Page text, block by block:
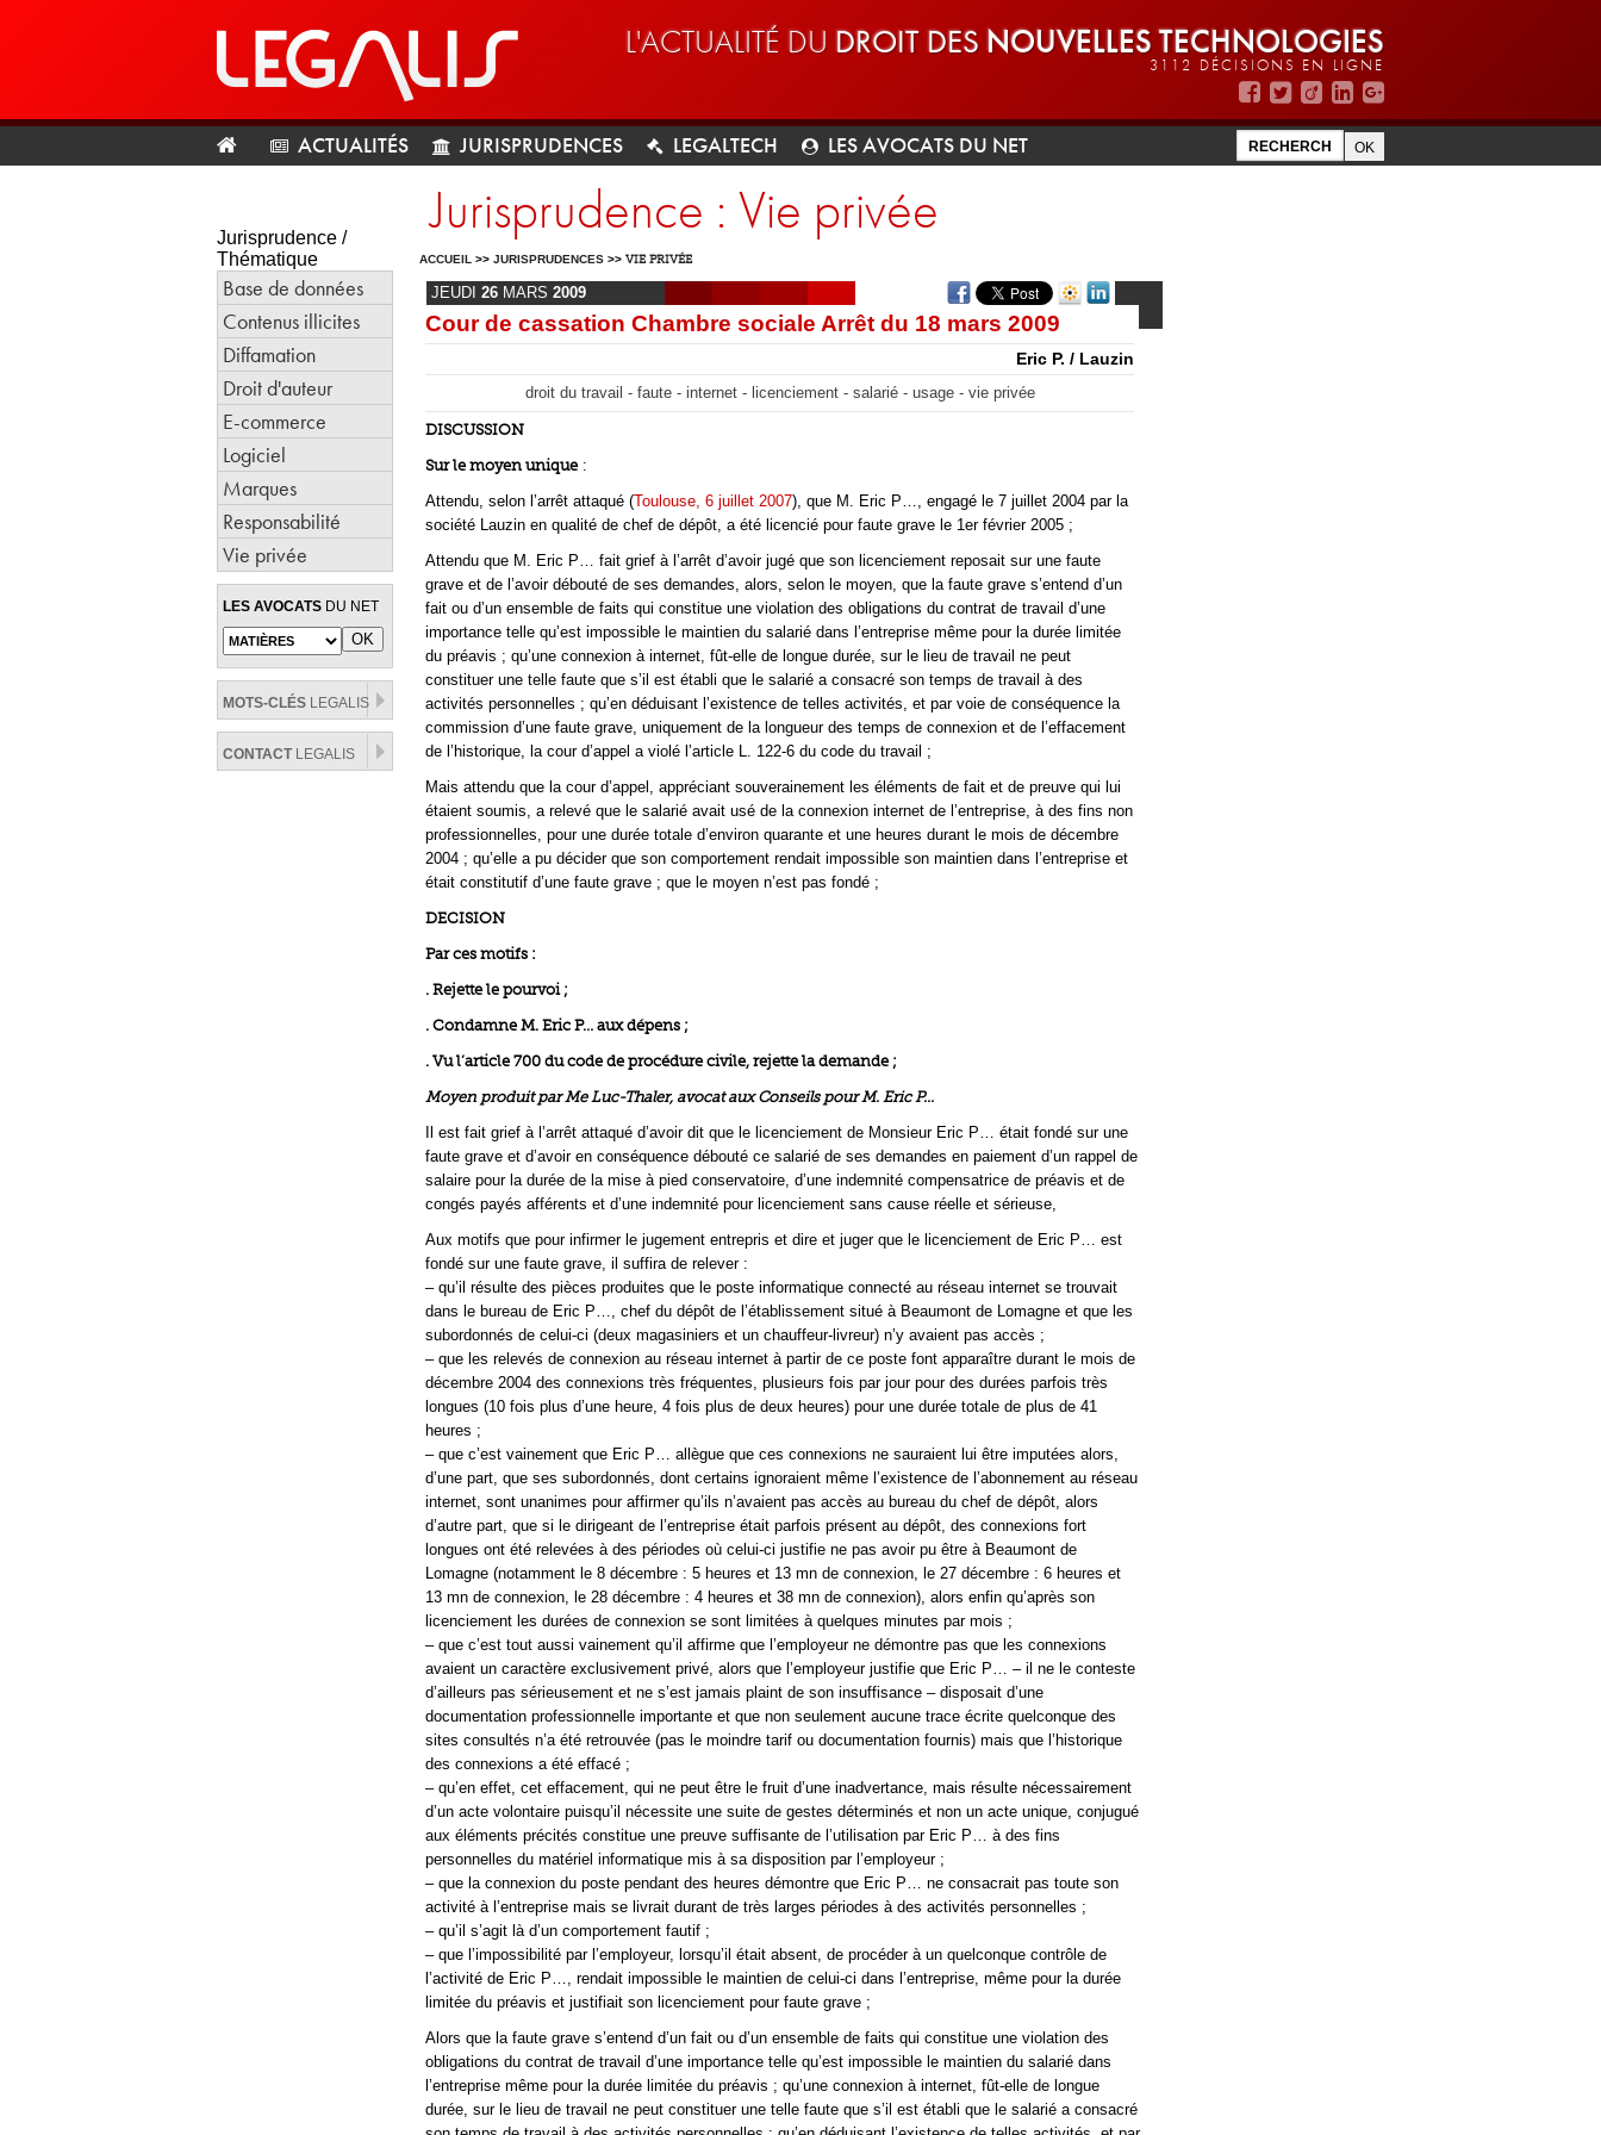
L'ACTUALITÉ DU DROIT DES NOUVELLES TECHNOLOGIES
3112 DÉCISIONS EN LIGNE
ACTUALITÉS JURISPRUDENCES LEGALTECH LES AVOCATS DU NET
Jurisprudence /
Thématique
Base de données
Contenus illicites
Diffamation
Droit d'auteur
E-commerce
Logiciel
Marques
Responsabilité
Vie privée
LES AVOCATS DU NET
MOTS-CLÉS LEGALIS
CONTACTLEGALIS
Jurisprudence : Vie privée
ACCUEIL >> JURISPRUDENCES >> VIE PRIVÉE
JEUDI 26 MARS 2009
Cour de cassation Chambre sociale Arrêt du 18 mars 2009
Eric P. / Lauzin
droit du travail - faute - internet - licenciement - salarié - usage - vie privée
DISCUSSION
Sur le moyen unique :
Attendu, selon l’arrêt attaqué (Toulouse, 6 juillet 2007), que M. Eric P…, engagé le 7 juillet 2004 par la
société Lauzin en qualité de chef de dépôt, a été licencié pour faute grave le 1er février 2005 ;
Attendu que M. Eric P… fait grief à l’arrêt d’avoir jugé que son licenciement reposait sur une faute
grave et de l’avoir débouté de ses demandes, alors, selon le moyen, que la faute grave s’entend d’un
fait ou d’un ensemble de faits qui constitue une violation des obligations du contrat de travail d’une
importance telle qu’est impossible le maintien du salarié dans l’entreprise même pour la durée limitée
du préavis ; qu’une connexion à internet, fût-elle de longue durée, sur le lieu de travail ne peut
constituer une telle faute que s’il est établi que le salarié a consacré son temps de travail à des
activités personnelles ; qu’en déduisant l’existence de telles activités, et par voie de conséquence la
commission d’une faute grave, uniquement de la longueur des temps de connexion et de l’effacement
de l’historique, la cour d’appel a violé l’article L. 122-6 du code du travail ;
Mais attendu que la cour d’appel, appréciant souverainement les éléments de fait et de preuve qui lui
étaient soumis, a relevé que le salarié avait usé de la connexion internet de l’entreprise, à des fins non
professionnelles, pour une durée totale d’environ quarante et une heures durant le mois de décembre
2004 ; qu’elle a pu décider que son comportement rendait impossible son maintien dans l’entreprise et
était constitutif d’une faute grave ; que le moyen n’est pas fondé ;
DECISION
Par ces motifs :
. Rejette le pourvoi ;
. Condamne M. Eric P… aux dépens ;
. Vu l’article 700 du code de procédure civile, rejette la demande ;
Moyen produit par Me Luc-Thaler, avocat aux Conseils pour M. Eric P…
Il est fait grief à l’arrêt attaqué d’avoir dit que le licenciement de Monsieur Eric P… était fondé sur une
faute grave et d’avoir en conséquence débouté ce salarié de ses demandes en paiement d’un rappel de
salaire pour la durée de la mise à pied conservatoire, d’une indemnité compensatrice de préavis et de
congés payés afférents et d’une indemnité pour licenciement sans cause réelle et sérieuse,
Aux motifs que pour infirmer le jugement entrepris et dire et juger que le licenciement de Eric P… est
fondé sur une faute grave, il suffira de relever :
– qu’il résulte des pièces produites que le poste informatique connecté au réseau internet se trouvait
dans le bureau de Eric P…, chef du dépôt de l’établissement situé à Beaumont de Lomagne et que les
subordonnés de celui-ci (deux magasiniers et un chauffeur-livreur) n’y avaient pas accès ;
– que les relevés de connexion au réseau internet à partir de ce poste font apparaître durant le mois de
décembre 2004 des connexions très fréquentes, plusieurs fois par jour pour des durées parfois très
longues (10 fois plus d’une heure, 4 fois plus de deux heures) pour une durée totale de plus de 41
heures ;
– que c’est vainement que Eric P… allègue que ces connexions ne sauraient lui être imputées alors,
d’une part, que ses subordonnés, dont certains ignoraient même l’existence de l’abonnement au réseau
internet, sont unanimes pour affirmer qu’ils n’avaient pas accès au bureau du chef de dépôt, alors
d’autre part, que si le dirigeant de l’entreprise était parfois présent au dépôt, des connexions fort
longues ont été relevées à des périodes où celui-ci justifie ne pas avoir pu être à Beaumont de
Lomagne (notamment le 8 décembre : 5 heures et 13 mn de connexion, le 27 décembre : 6 heures et
13 mn de connexion, le 28 décembre : 4 heures et 38 mn de connexion), alors enfin qu’après son
licenciement les durées de connexion se sont limitées à quelques minutes par mois ;
– que c’est tout aussi vainement qu’il affirme que l’employeur ne démontre pas que les connexions
avaient un caractère exclusivement privé, alors que l’employeur justifie que Eric P… – il ne le conteste
d’ailleurs pas sérieusement et ne s’est jamais plaint de son insuffisance – disposait d’une
documentation professionnelle importante et que non seulement aucune trace écrite quelconque des
sites consultés n’a été retrouvée (pas le moindre tarif ou documentation fournis) mais que l’historique
des connexions a été effacé ;
– qu’en effet, cet effacement, qui ne peut être le fruit d’une inadvertance, mais résulte nécessairement
d’un acte volontaire puisqu’il nécessite une suite de gestes déterminés et non un acte unique, conjugué
aux éléments précités constitue une preuve suffisante de l’utilisation par Eric P… à des fins
personnelles du matériel informatique mis à sa disposition par l’employeur ;
– que la connexion du poste pendant des heures démontre que Eric P… ne consacrait pas toute son
activité à l’entreprise mais se livrait durant de très larges périodes à des activités personnelles ;
– qu’il s’agit là d’un comportement fautif ;
– que l’impossibilité par l’employeur, lorsqu’il était absent, de procéder à un quelconque contrôle de
l’activité de Eric P…, rendait impossible le maintien de celui-ci dans l’entreprise, même pour la durée
limitée du préavis et justifiait son licenciement pour faute grave ;
Alors que la faute grave s’entend d’un fait ou d’un ensemble de faits qui constitue une violation des
obligations du contrat de travail d’une importance telle qu’est impossible le maintien du salarié dans
l’entreprise même pour la durée limitée du préavis ; qu’une connexion à internet, fût-elle de longue
durée, sur le lieu de travail ne peut constituer une telle faute que s’il est établi que le salarié a consacré